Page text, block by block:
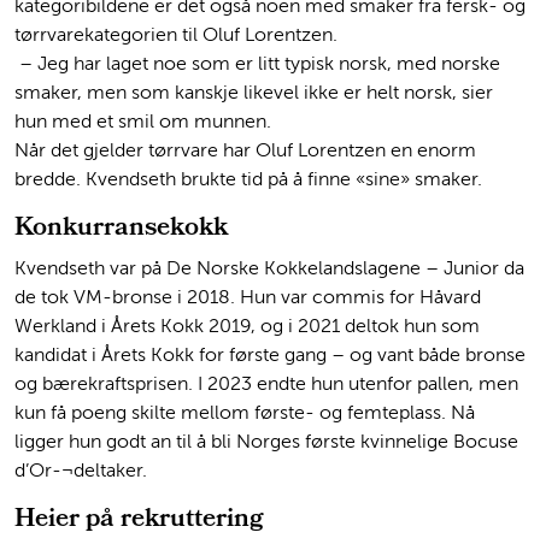
kategoribildene er det også noen med smaker fra fersk- og
tørrvarekategorien til Oluf Lorentzen.
– Jeg har laget noe som er litt typisk norsk, med norske
smaker, men som kanskje likevel ikke er helt norsk, sier
hun med et smil om munnen.
Når det gjelder tørrvare har Oluf Lorentzen en enorm
bredde. Kvendseth brukte tid på å finne «sine» smaker.
Konkurransekokk
Kvendseth var på De Norske Kokkelandslagene – Junior da
de tok VM-bronse i 2018. Hun var commis for Håvard
Werkland i Årets Kokk 2019, og i 2021 deltok hun som
kandidat i Årets Kokk for første gang – og vant både bronse
og bærekraftsprisen. I 2023 endte hun utenfor pallen, men
kun få poeng skilte mellom første- og femteplass. Nå
ligger hun godt an til å bli Norges første kvinnelige Bocuse
d’Or-¬deltaker.
Heier på rekruttering